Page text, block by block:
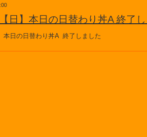
日】本日の日替わり丼A 終了
本日の日替わり丼A 終了しました